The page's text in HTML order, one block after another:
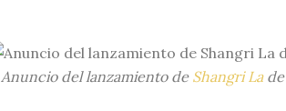
Anuncio del lanzamiento de Shangri Lade